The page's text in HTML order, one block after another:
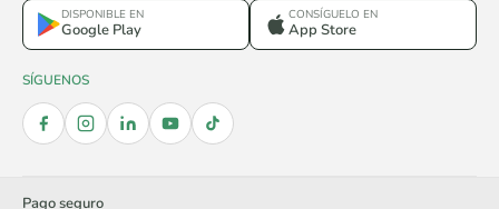
DISPONIBLE EN
Google Play
CONSÍGUELO EN
App Store
SÍGUENOS
Pago seguro